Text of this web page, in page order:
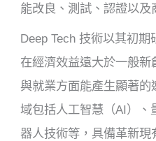
能改良、測試、認證以及
Deep Tech 技術以其初
在經濟效益遠大於一般
與就業方面能產生顯著
域包括人工智慧（AI）、
器人技術等，具備革新現